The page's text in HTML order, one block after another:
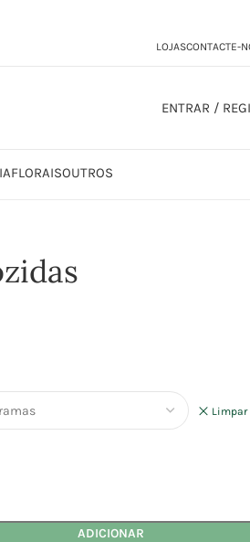
LOJASCONTACTE-
ENTRAR /
FLORAISOUTROS
Limpar
ADICIONAR